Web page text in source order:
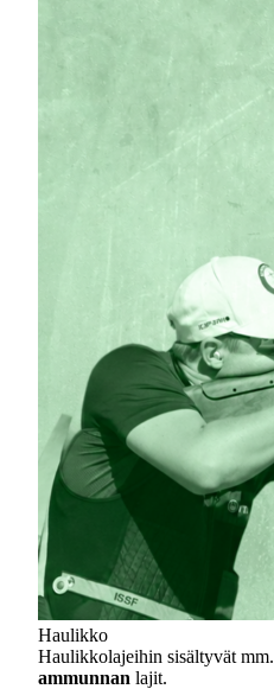
Haulikko
Haulikkolajeihin sisältyvät mm.
ammunnan lajit.